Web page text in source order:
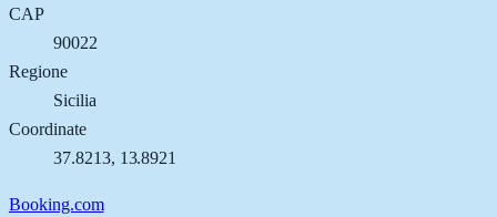
CAP
90022
Regione
Sicilia
Coordinate
37.8213, 13.8921
Booking.com